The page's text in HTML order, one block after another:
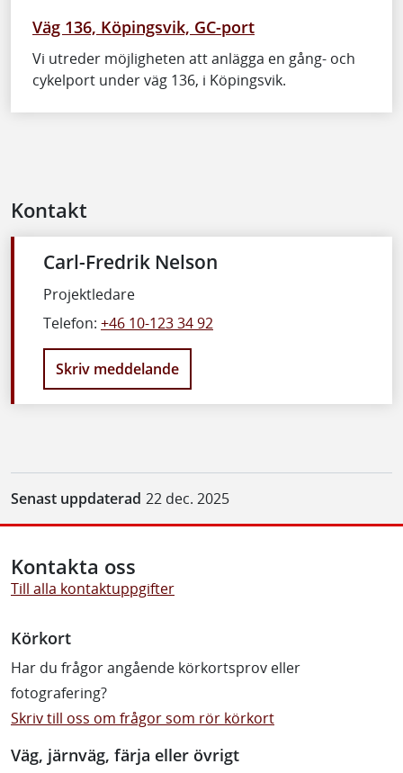
Väg 136, Köpingsvik, GC-port
Vi utreder möjligheten att anlägga en gång- och
cykelport under väg 136, i Köpingsvik.
Kontakt
Carl-Fredrik Nelson
Projektledare
Telefon: +46 10-123 34 92
Skriv meddelande
Senast uppdaterad 22 dec. 2025
Kontakta oss
Till alla kontaktuppgifter
Körkort
Har du frågor angående körkortsprov eller
fotografering?
Skriv till oss om frågor som rör körkort
Väg, järnväg, färja eller övrigt